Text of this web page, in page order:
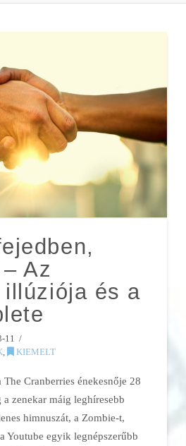
Az
és a
11
, KIEMELT
The Cranberriesénekesnője 28
zenekar máig leghíresebb
himnuszát, a Zombie-t,
Youtube egyik legnépszerűbb